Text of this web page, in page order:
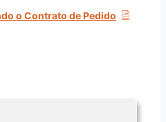
o Contrato de Pedido